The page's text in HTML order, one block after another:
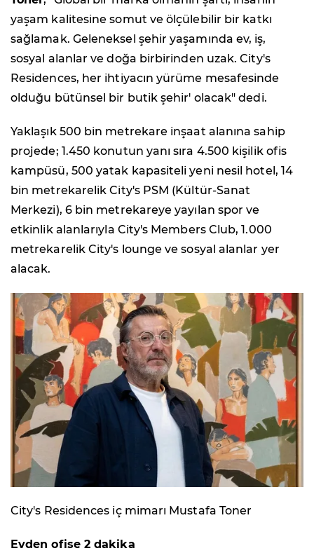
yaşam kalitesine somut ve ölçülebilir bir katkı
sağlamak. Geleneksel şehir yaşamında ev, iş,
sosyal alanlar ve doğa birbirinden uzak. City's
Residences, her ihtiyacın yürüme mesafesinde
olduğu bütünsel bir butik şehir' olacak" dedi.
Yaklaşık 500 bin metrekare inşaat alanına sahip
projede; 1.450 konutun yanı sıra 4.500 kişilik ofis
kampüsü, 500 yatak kapasiteli yeni nesil hotel, 14
bin metrekarelik City's PSM (Kültür-Sanat
Merkezi), 6 bin metrekareye yayılan spor ve
etkinlik alanlarıyla City's Members Club, 1.000
metrekarelik City's lounge ve sosyal alanlar yer
alacak.
City's Residences iç mimarı Mustafa Toner
Evden ofise 2 dakika